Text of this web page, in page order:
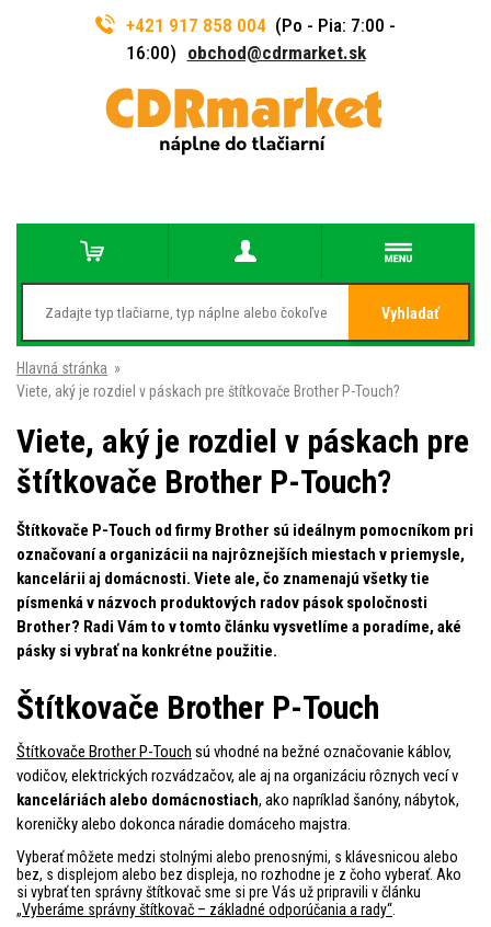
+421 917 858 004 (Po - Pia: 7:00 -
16:00) obchod@cdrmarket.sk
Vyhladať
Hlavná stránka »
Viete, aký je rozdiel v páskach pre štítkovače Brother P-Touch?
Viete, aký je rozdiel v páskach pre
štítkovače Brother P-Touch?
Štítkovače P-Touch od firmy Brother sú ideálnym pomocníkom pri
označovaní a organizácii na najrôznejších miestach v priemysle,
kancelárii aj domácnosti. Viete ale, čo znamenajú všetky tie
písmenká v názvoch produktových radov pások spoločnosti
Brother? Radi Vám to v tomto článku vysvetlíme a poradíme, aké
pásky si vybrať na konkrétne použitie.
Štítkovače Brother P-Touch
Štítkovače Brother P-Touch sú vhodné na bežné označovanie káblov,
vodičov, elektrických rozvádzačov, ale aj na organizáciu rôznych vecí v
kanceláriách alebo domácnostiach, ako napríklad šanóny, nábytok,
koreničky alebo dokonca náradie domáceho majstra.
Vyberať môžete medzi stolnými alebo prenosnými, s klávesnicou alebo
bez, s displejom alebo bez displeja, no rozhodne je z čoho vyberať. Ako
si vybrať ten správny štítkovač sme si pre Vás už pripravili v článku
„Vyberáme správny štítkovač – základné odporúčania a rady“